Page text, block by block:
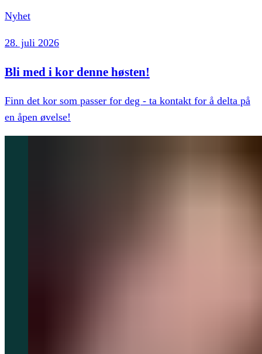
Nyhet
28. juli 2026
Bli med i kor denne høsten!
Finn det kor som passer for deg - ta kontakt for å delta på
en åpen øvelse!